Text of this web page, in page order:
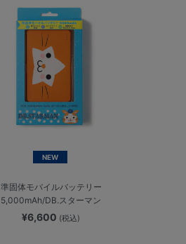
NEW
準固体モバイルバッテリー
5,000mAh/DB.スターマン
¥6,600 (税込)